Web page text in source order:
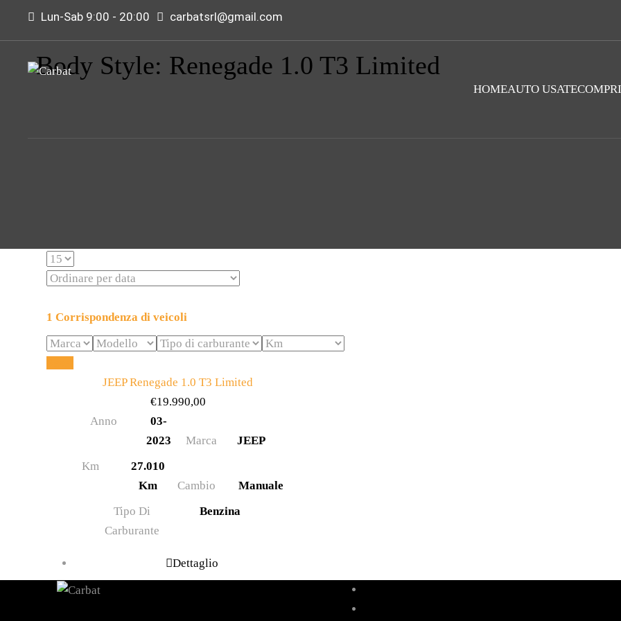
Lun-Sab 9:00 - 20:00 carbatsrl@gmail.com
HOMEAUTO USATE
Body Style: Renegade 1.0 T3 Limited
1 Corrispondenza di veicoli
JEEP Renegade 1.0 T3 Limited
€19.990,00
Anno
03-
2023
Marca
JEEP
Km
27.010
Km
Cambio
Manuale
Tipo Di
Carburante
Benzina
Dettaglio